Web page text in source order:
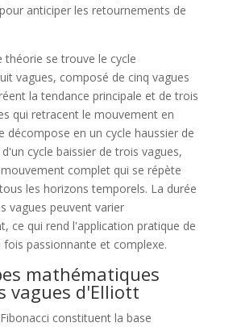
anticiper les retournements de
se trouve le cycle
vagues, composé de cinq vagues
la tendance principale et de trois
qui retracent le mouvement en
décompose en un cycle haussier de
cycle baissier de trois vagues,
complet qui se répète
les horizons temporels. La durée
vagues peuvent varier
ce qui rend l'application pratique de
passionnante et complexe.
mathématiques
vagues d'Elliott
constituent la base